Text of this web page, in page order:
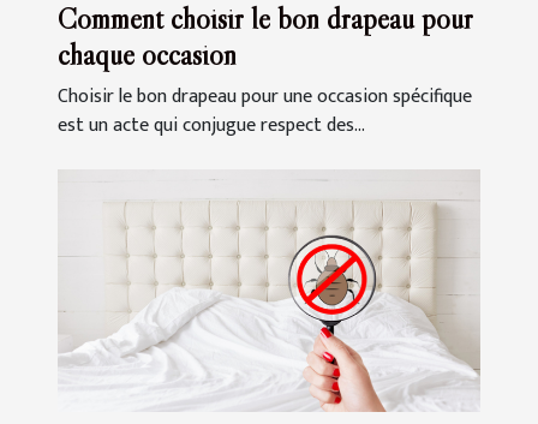
Comment choisir le bon drapeau pour
chaque occasion
Choisir le bon drapeau pour une occasion spécifique
est un acte qui conjugue respect des...